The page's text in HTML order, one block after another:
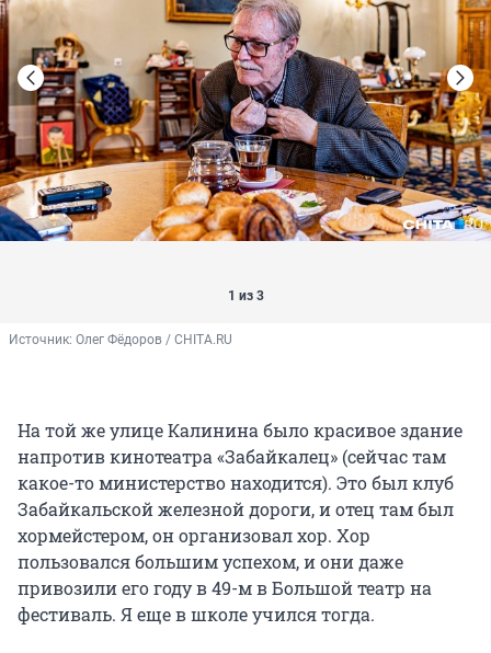
1 из 3
Источник: Олег Фёдоров / CHITA.RU
На той же улице Калинина было красивое здание
напротив кинотеатра «Забайкалец» (сейчас там
какое-то министерство находится). Это был клуб
Забайкальской железной дороги, и отец там был
хормейстером, он организовал хор. Хор
пользовался большим успехом, и они даже
привозили его году в 49-м в Большой театр на
фестиваль. Я еще в школе учился тогда.